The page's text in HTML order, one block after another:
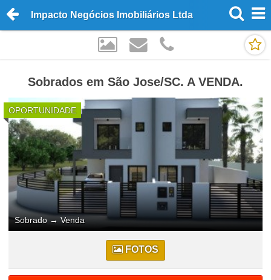
Impacto Negócios Imobiliários Ltda
Sobrados em São Jose/SC. A VENDA.
OPORTUNIDADE
Sobrado→ Venda
FOTOS